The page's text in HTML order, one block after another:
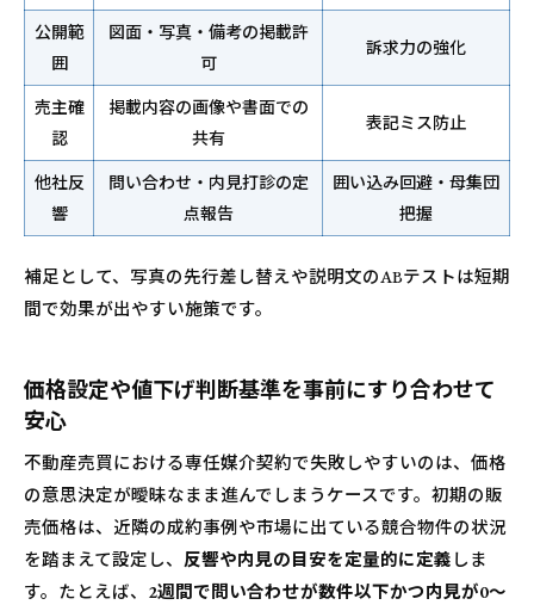
公開範
囲
図面・写真・備考の掲載許
可
訴求力の強化
売主確
認
掲載内容の画像や書面での
共有
表記ミス防止
他社反
響
問い合わせ・内見打診の定
点報告
囲い込み回避・母集団
把握
補足として、写真の先行差し替えや説明文のABテストは短期
間で効果が出やすい施策です。
価格設定や値下げ判断基準を事前にすり合わせて
安心
不動産売買における専任媒介契約で失敗しやすいのは、価格
の意思決定が曖昧なまま進んでしまうケースです。初期の販
売価格は、近隣の成約事例や市場に出ている競合物件の状況
を踏まえて設定し、 反響や内見の目安を定量的に定義 しま
す。たとえば、 2週間で問い合わせが数件以下かつ内見が0～